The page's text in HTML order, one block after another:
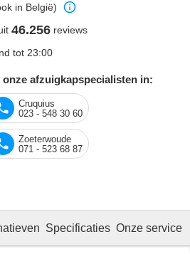
in België)
46.256 reviews
tot 23:00
afzuigkapspecialisten in:
Cruquius
023 - 548 30 60
Zoeterwoude
071 - 523 68 87
Specificaties Onze service